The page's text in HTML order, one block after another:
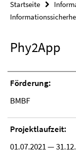
Startseite
Phy2App
Förderung:
BMBF
Projektlaufzeit:
01.07.2021 —